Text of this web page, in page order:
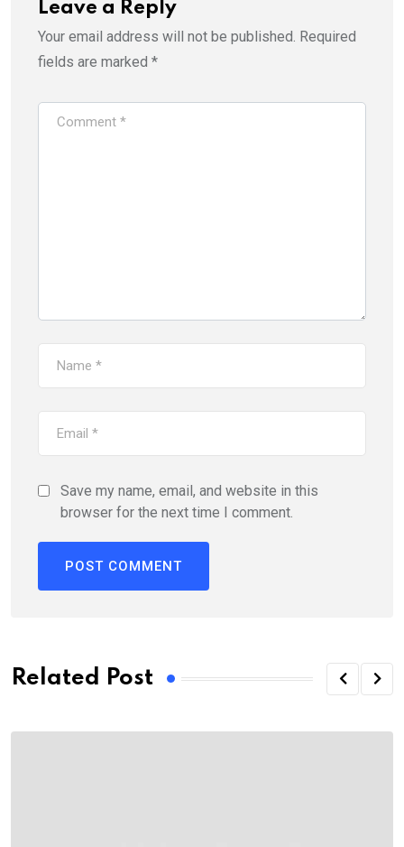
Leave a Reply
Your email address will not be published. Required
fields are marked *
Save my name, email, and website in this
browser for the next time I comment.
Related Post